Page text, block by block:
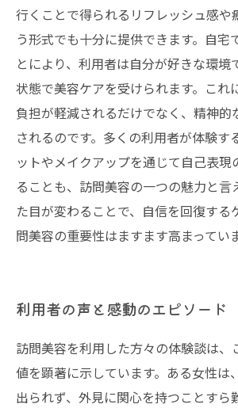
行くことで得られるリフレッシュ感や
う形式でも十分に提供できます。自宅
とにより、利用者は自分が好きな環境
状態で美容ケアを受けられます。これ
負担が軽減されるだけでなく、精神的
されるのです。多くの利用者が体験す
ットやメイクアップを通じて自己表現
ることも、訪問美容の一つの魅力と言
た目が変わることで、自信を回復する
問美容の重要性はますます高まってい
利用者の声と感動のエピソード
訪問美容を利用した方々の体験談は、
値を顕著に示しています。ある女性は
出られず、外見に関心を持つことすら